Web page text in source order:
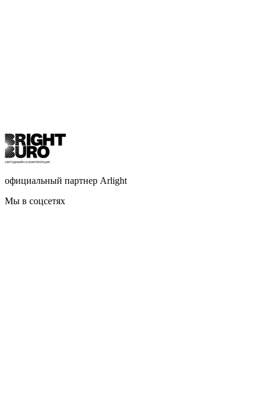
официальный партнер Arlight
Мы в соцсетях